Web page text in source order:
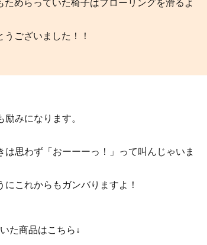
ございました！！
みになります。
思わず「おーーーっ！」って叫んじゃいま
これからもガンバりますよ！
た商品はこちら↓